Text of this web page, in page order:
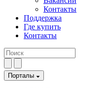
Контакты
Поддержка
Где купить
Контакты
Порталы